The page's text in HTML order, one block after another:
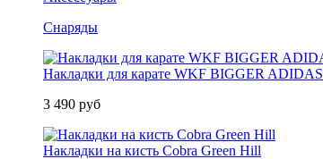
Снаряды
Накладки для карате WKF BIGGER ADIDAS
3 490 руб
Накладки на кисть Cobra Green Hill